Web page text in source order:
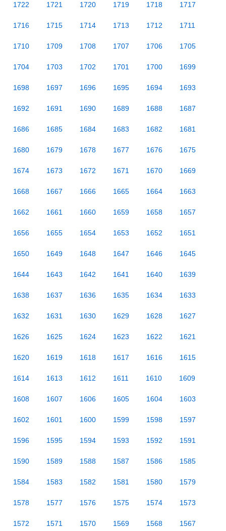
1722 1721 1720 1719 1718 1717
1716 1715 1714 1713 1712 1711
1710 1709 1708 1707 1706 1705
1704 1703 1702 1701 1700 1699
1698 1697 1696 1695 1694 1693
1692 1691 1690 1689 1688 1687
1686 1685 1684 1683 1682 1681
1680 1679 1678 1677 1676 1675
1674 1673 1672 1671 1670 1669
1668 1667 1666 1665 1664 1663
1662 1661 1660 1659 1658 1657
1656 1655 1654 1653 1652 1651
1650 1649 1648 1647 1646 1645
1644 1643 1642 1641 1640 1639
1638 1637 1636 1635 1634 1633
1632 1631 1630 1629 1628 1627
1626 1625 1624 1623 1622 1621
1620 1619 1618 1617 1616 1615
1614 1613 1612 1611 1610 1609
1608 1607 1606 1605 1604 1603
1602 1601 1600 1599 1598 1597
1596 1595 1594 1593 1592 1591
1590 1589 1588 1587 1586 1585
1584 1583 1582 1581 1580 1579
1578 1577 1576 1575 1574 1573
1572 1571 1570 1569 1568 1567